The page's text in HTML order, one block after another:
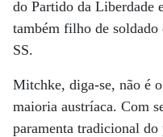
do Partido da Liberdade
também filho de soldado
SS.
Mitchke, diga-se, não é
maioria austríaca. Com
paramenta tradicional do